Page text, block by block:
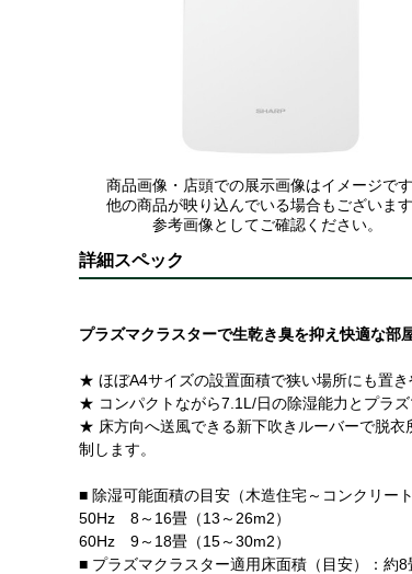
商品画像・店頭での展示画像はイメージです
他の商品が映り込んでいる場合もございます
参考画像としてご確認ください。
詳細スペック
プラズマクラスターで生乾き臭を抑え快適な
★ ほぼA4サイズの設置面積で狭い場所にも置
★ コンパクトながら7.1L/日の除湿能力とプラ
★ 床方向へ送風できる新下吹きルーバーで脱衣
制します。
■ 除湿可能面積の目安（木造住宅～コンクリー
50Hz 8～16畳（13～26m2）
60Hz 9～18畳（15～30m2）
■ プラズマクラスター適用床面積（目安）：約8